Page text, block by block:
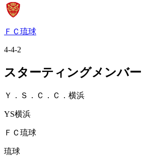
ＦＣ琉球
4-4-2
スターティングメンバー
Ｙ．Ｓ．Ｃ．Ｃ．横浜
YS横浜
ＦＣ琉球
琉球